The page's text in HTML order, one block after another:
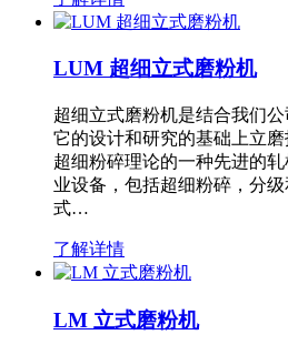
LUM 超细立式磨粉机
超细立式磨粉机是结合我们
它的设计和研究的基础上立
超细粉碎理论的一种先进的
业设备，包括超细粉碎，分
式…
了解详情
LM 立式磨粉机